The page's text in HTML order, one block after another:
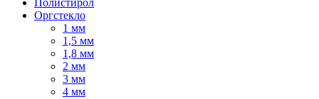
Полистирол
Оргстекло
1 мм
1,5 мм
1,8 мм
2 мм
3 мм
4 мм